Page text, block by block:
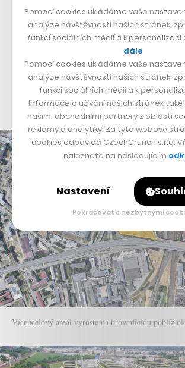
úsporné rodinné domy u golfového
Hora či investiční partnerství v projektu
Mariánské cestě v Brandýse nad Labem
se společností Domoplan. Kromě
skupina soustředí také na
služby.
Víceúčelový areál vyroste na brownfieldu poblíž
Pomocí cookies ukládáme vaše
analýze návštěvnosti našich stránek,
funkcí sociálních médií a k personalizaci
dále
Pomocí cookies ukládáme vaše
analýze návštěvnosti našich stránek,
funkcí sociálních médií a k
Informace o užívání našich stránek
našimi obchodními partnery z oblasti
reklamy a analytiky. Za tyto webové
cookies odpovídá CzechCrunch s.r.o.
naleznete na následujícím
Nastavení
Pokračovat s nezbytnými